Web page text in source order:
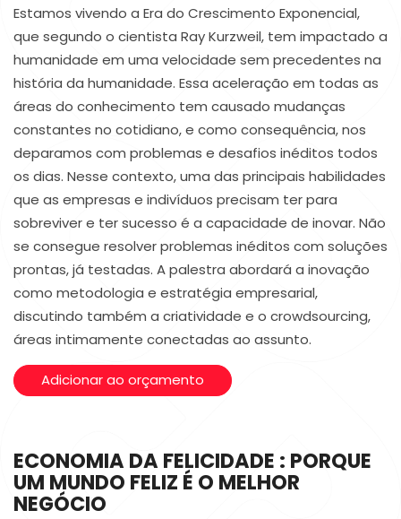
Estamos vivendo a Era do Crescimento Exponencial,
que segundo o cientista Ray Kurzweil, tem impactado a
humanidade em uma velocidade sem precedentes na
história da humanidade. Essa aceleração em todas as
áreas do conhecimento tem causado mudanças
constantes no cotidiano, e como consequência, nos
deparamos com problemas e desafios inéditos todos
os dias. Nesse contexto, uma das principais habilidades
que as empresas e indivíduos precisam ter para
sobreviver e ter sucesso é a capacidade de inovar. Não
se consegue resolver problemas inéditos com soluções
prontas, já testadas. A palestra abordará a inovação
como metodologia e estratégia empresarial,
discutindo também a criatividade e o crowdsourcing,
áreas intimamente conectadas ao assunto.
Adicionar ao orçamento
ECONOMIA DA FELICIDADE : PORQUE
UM MUNDO FELIZ É O MELHOR
NEGÓCIO